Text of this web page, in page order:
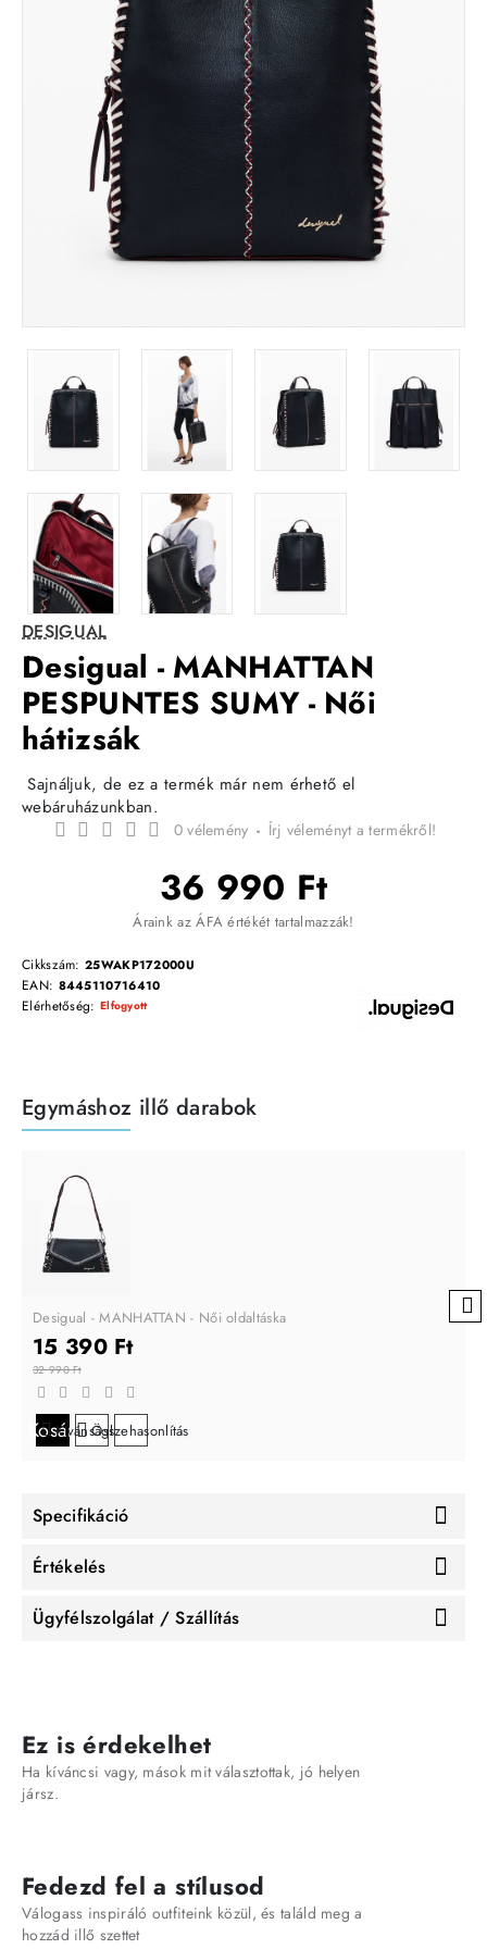
DESIGUAL
Desigual - MANHATTAN
PESPUNTES SUMY - Női
hátizsák
Sajnáljuk, de ez a termék már nem érhető el
webáruházunkban.
0 vélemény - Írj véleményt a termékről!
36 990 Ft
Áraink az ÁFA értékét tartalmazzák!
Cikkszám: 25WAKP172000U
EAN: 8445110716410
Elérhetőség: Elfogyott
Egymáshoz illő darabok
Desigual - MANHATTAN - Női oldaltáska
15 390 Ft
32 990 Ft
Kosárba
Kívánságlistára
Összehasonlítás
Specifikáció
Értékelés
Ügyfélszolgálat / Szállítás
Ez is érdekelhet
Ha kíváncsi vagy, mások mit választottak, jó helyen
jársz.
Fedezd fel a stílusod
Válogass inspiráló outfiteink közül, és találd meg a
hozzád illő szettet